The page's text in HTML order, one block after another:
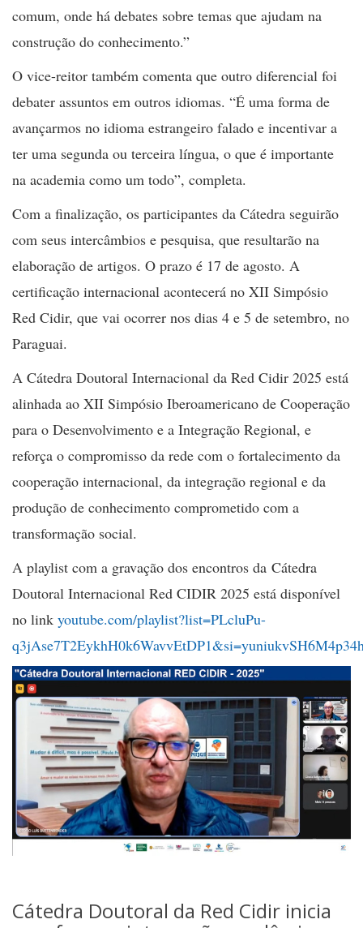
comum, onde há debates sobre temas que ajudam na
construção do conhecimento.”
O vice-reitor também comenta que outro diferencial foi
debater assuntos em outros idiomas. “É uma forma de
avançarmos no idioma estrangeiro falado e incentivar a
ter uma segunda ou terceira língua, o que é importante
na academia como um todo”, completa.
Com a finalização, os participantes da Cátedra seguirão
com seus intercâmbios e pesquisa, que resultarão na
elaboração de artigos. O prazo é 17 de agosto. A
certificação internacional acontecerá no XII Simpósio
Red Cidir, que vai ocorrer nos dias 4 e 5 de setembro, no
Paraguai.
A Cátedra Doutoral Internacional da Red Cidir 2025 está
alinhada ao XII Simpósio Iberoamericano de Cooperação
para o Desenvolvimento e a Integração Regional, e
reforça o compromisso da rede com o fortalecimento da
cooperação internacional, da integração regional e da
produção de conhecimento comprometido com a
transformação social.
A playlist com a gravação dos encontros da Cátedra
Doutoral Internacional Red CIDIR 2025 está disponível
no link youtube.com/playlist?list=PLcluPu-
Cátedra Doutoral da Red Cidir inicia